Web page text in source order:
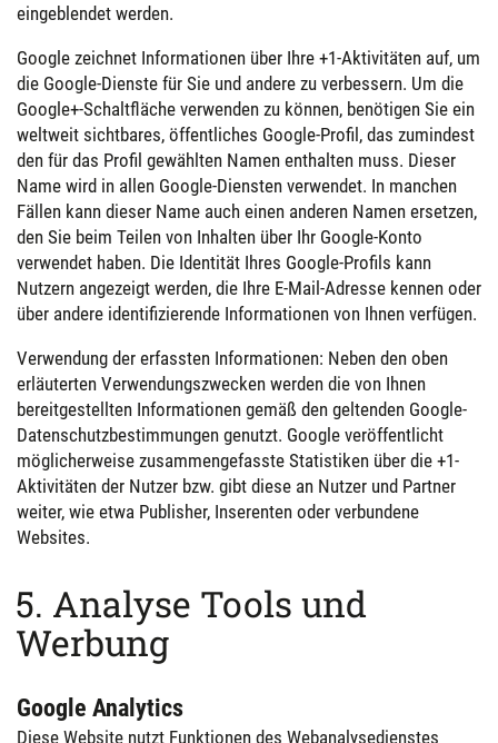
eingeblendet werden.
Google zeichnet Informationen über Ihre +1-Aktivitäten auf, um
die Google-Dienste für Sie und andere zu verbessern. Um die
Google+-Schaltfläche verwenden zu können, benötigen Sie ein
weltweit sichtbares, öffentliches Google-Profil, das zumindest
den für das Profil gewählten Namen enthalten muss. Dieser
Name wird in allen Google-Diensten verwendet. In manchen
Fällen kann dieser Name auch einen anderen Namen ersetzen,
den Sie beim Teilen von Inhalten über Ihr Google-Konto
verwendet haben. Die Identität Ihres Google-Profils kann
Nutzern angezeigt werden, die Ihre E-Mail-Adresse kennen oder
über andere identifizierende Informationen von Ihnen verfügen.
Verwendung der erfassten Informationen: Neben den oben
erläuterten Verwendungszwecken werden die von Ihnen
bereitgestellten Informationen gemäß den geltenden Google-
Datenschutzbestimmungen genutzt. Google veröffentlicht
möglicherweise zusammengefasste Statistiken über die +1-
Aktivitäten der Nutzer bzw. gibt diese an Nutzer und Partner
weiter, wie etwa Publisher, Inserenten oder verbundene
Websites.
5. Analyse Tools und
Werbung
Google Analytics
Diese Website nutzt Funktionen des Webanalysedienstes